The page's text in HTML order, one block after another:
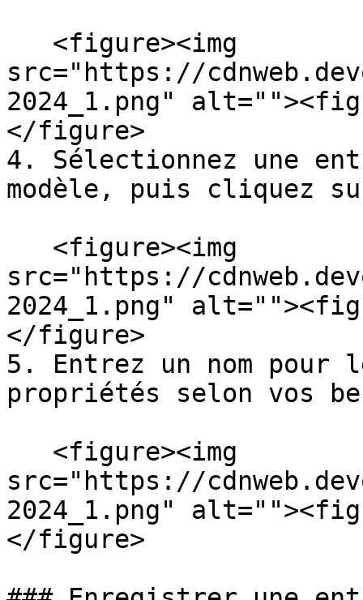
src="https://
2024_1.png"
</figure>
4. Sélectionnez une
modèle, puis cliquez
src="https://
2024_1.png"
</figure>
5. Entrez un nom pour
propriétés selon vos
src="https://
2024_1.png"
</figure>